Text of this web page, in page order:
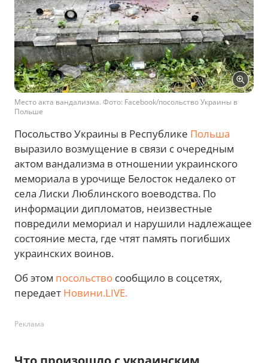
Место акта вандализма. Фото: Facebook/посольство Украины в
Польше
Посольство Украины в Республике Польша
выразило возмущение в связи с очередным
актом вандализма в отношении украинского
мемориала в урочище Белосток недалеко от
села Лиски Люблинского воеводства. По
информации дипломатов, неизвестные
повредили мемориал и нарушили надлежащее
состояние места, где чтят память погибших
украинских воинов.
Об этом посольство сообщило в соцсетях,
передает Новини.LIVE.
Реклама